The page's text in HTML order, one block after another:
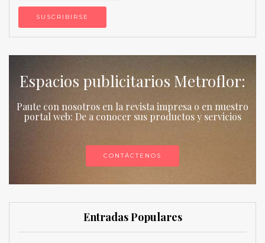
Espacios publicitarios Metroflor:
Paute con nosotros en la revista impresa o en nuestro
portal web: De a conocer sus productos y servicios
CONTÁCTENOS
Entradas Populares